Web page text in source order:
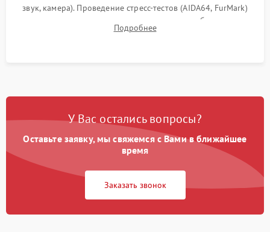
звук, камера). Проведение стресс-тестов (AIDA64, FurMark)
для контроля температурного режима и стабильности
системы под пиковой нагрузкой.
Подробнее
У Вас остались вопросы?
Оставьте заявку, мы свяжемся с Вами в ближайшее
время
Заказать звонок